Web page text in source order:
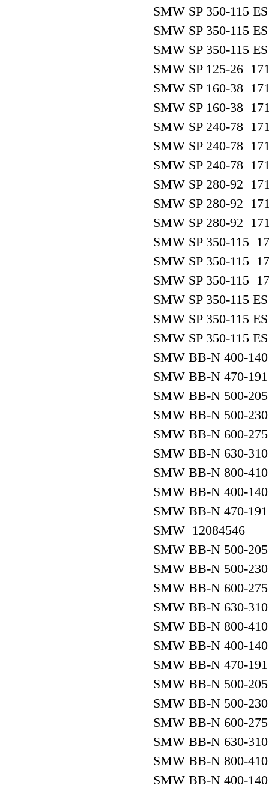
SMW SP 350-115
SMW SP 350-115
SMW SP 350-115
SMW SP 125-26
SMW SP 160-38
SMW SP 160-38
SMW SP 240-78
SMW SP 240-78
SMW SP 240-78
SMW SP 280-92
SMW SP 280-92
SMW SP 280-92
SMW SP 350-115
SMW SP 350-115
SMW SP 350-115
SMW SP 350-115
SMW SP 350-115
SMW SP 350-115
SMW BB-N 400-
SMW BB-N 470-
SMW BB-N 500-
SMW BB-N 500-
SMW BB-N 600-
SMW BB-N 630-
SMW BB-N 800-
SMW BB-N 400-
SMW BB-N 470-
SMW 12084546
SMW BB-N 500-
SMW BB-N 500-
SMW BB-N 600-
SMW BB-N 630-
SMW BB-N 800-
SMW BB-N 400-
SMW BB-N 470-
SMW BB-N 500-
SMW BB-N 500-
SMW BB-N 600-
SMW BB-N 630-
SMW BB-N 800-
SMW BB-N 400-